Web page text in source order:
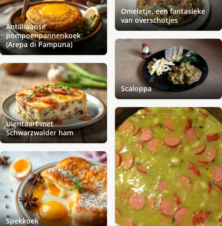
Omeletje, een fantasieke
van overschotjes
Antilliaanse
pompoenpannenkoek
(Arepa di Pampuna)
Scaloppa
Uientaart met
Schwarzwalder ham
Spekkoek